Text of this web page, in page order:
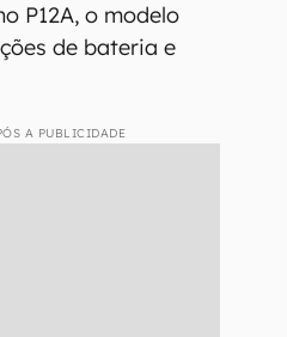
P12A, o modelo
de bateria e
A PUBLICIDADE